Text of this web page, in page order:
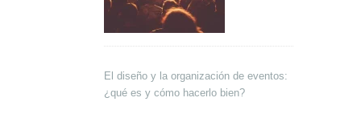
El diseño y la organización de eventos:
¿qué es y cómo hacerlo bien?